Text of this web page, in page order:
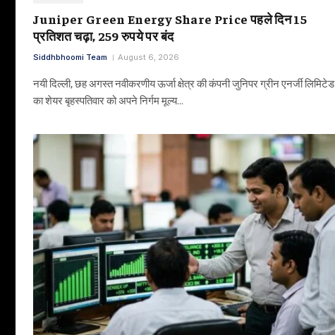
Juniper Green Energy Share Price पहले दिन 15
प्रतिशत चढ़ा, 259 रुपये पर बंद
Siddhbhoomi Team August 6, 2026
नयी दिल्ली, छह अगस्त नवीकरणीय ऊर्जा क्षेत्र की कंपनी जुनिपर ग्रीन एनर्जी लिमिटेड
का शेयर बृहस्पतिवार को अपने निर्गम मूल्य…